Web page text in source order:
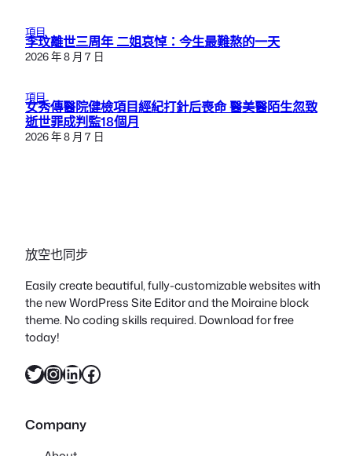
項目
李玟離世三周年 二姐哀悼：今生最難熬的一天
2026 年 8 月 7 日
項目
女秀傳醫院健檢項目經紀打針后喪命 醫美醫陌生忽致
逝世罪成判監18個月
2026 年 8 月 7 日
放空也同步
Easily create beautiful, fully-customizable websites with
the new WordPress Site Editor and the Moiraine block
theme. No coding skills required. Download for free
today!
X InstagramLinkedIn Facebook
Company